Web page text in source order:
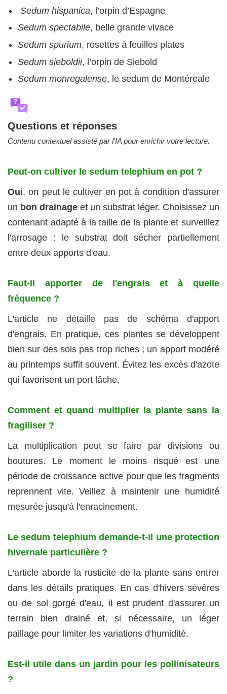
Sedum hispanica, l’orpin d’Espagne
Sedum spectabile, belle grande vivace
Sedum spurium, rosettes à feuilles plates
Sedum sieboldii, l’orpin de Siebold
Sedum monregalense, le sedum de Montéreale
?
Questions et réponses
Contenu contextuel assisté par l’IA pour enrichir votre lecture.
Peut-on cultiver le sedum telephium en pot ?
Oui, on peut le cultiver en pot à condition d'assurer
un bon drainage et un substrat léger. Choisissez un
contenant adapté à la taille de la plante et surveillez
l'arrosage : le substrat doit sécher partiellement
entre deux apports d'eau.
Faut‑il apporter de l'engrais et à quelle
fréquence ?
L'article ne détaille pas de schéma d'apport
d'engrais. En pratique, ces plantes se développent
bien sur des sols pas trop riches ; un apport modéré
au printemps suffit souvent. Évitez les excès d'azote
qui favorisent un port lâche.
Comment et quand multiplier la plante sans la
fragiliser ?
La multiplication peut se faire par divisions ou
boutures. Le moment le moins risqué est une
période de croissance active pour que les fragments
reprennent vite. Veillez à maintenir une humidité
mesurée jusqu'à l'enracinement.
Le sedum telephium demande‑t‑il une protection
hivernale particulière ?
L'article aborde la rusticité de la plante sans entrer
dans les détails pratiques. En cas d'hivers sévères
ou de sol gorgé d'eau, il est prudent d'assurer un
terrain bien drainé et, si nécessaire, un léger
paillage pour limiter les variations d'humidité.
Est‑il utile dans un jardin pour les pollinisateurs
?